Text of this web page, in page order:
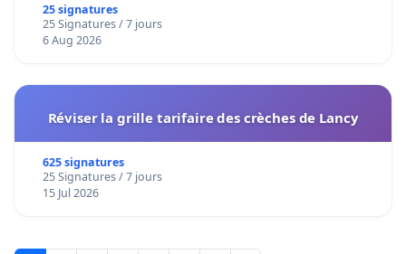
25 signatures
25 Signatures / 7 jours
6 Aug 2026
Réviser la grille tarifaire des crèches de Lancy
625 signatures
25 Signatures / 7 jours
15 Jul 2026